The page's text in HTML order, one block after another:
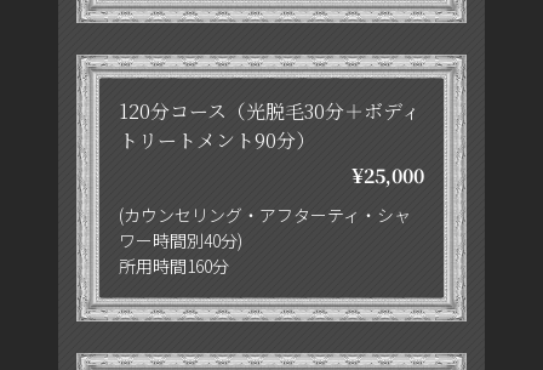
120分コース（光脱毛30分＋ボディ
トリートメント90分）
¥25,000
(カウンセリング・アフターティ・シャ
ワー時間別40分)
所用時間160分